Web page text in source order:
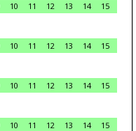
10 11 12 13 14
15
10 11 12 13 14
15
10 11 12 13 14
15
10 11 12 13 14
15